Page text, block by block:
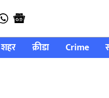
शहर क्रीडा Crime